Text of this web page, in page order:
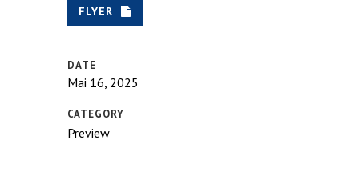
FLYER
DATE
Mai 16, 2025
CATEGORY
Preview